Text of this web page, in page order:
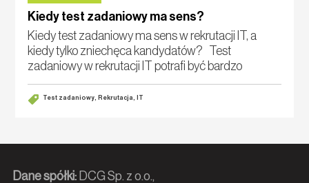
Kiedy test zadaniowy ma sens?
Kiedy test zadaniowy ma sens w rekrutacji IT, a
kiedy tylko zniechęca kandydatów? Test
zadaniowy w rekrutacji IT potrafi być bardzo
dobrym narzędziem. Pod jednym warunkiem: musi
mierzyć kompetencje potrzebne w pracy, a nie cierp
Test zadaniowy, Rekrutacja, IT
Dane spółki:DCG Sp. z o.o.,